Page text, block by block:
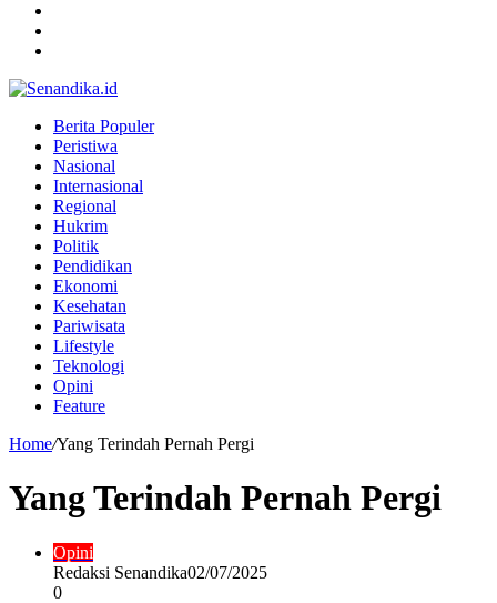
Berita Populer
Peristiwa
Nasional
Internasional
Regional
Hukrim
Politik
Pendidikan
Ekonomi
Kesehatan
Pariwisata
Lifestyle
Teknologi
Opini
Feature
Home/Yang Terindah Pernah Pergi
Yang Terindah Pernah Pergi
Opini
Redaksi Senandika02/07/2025
0